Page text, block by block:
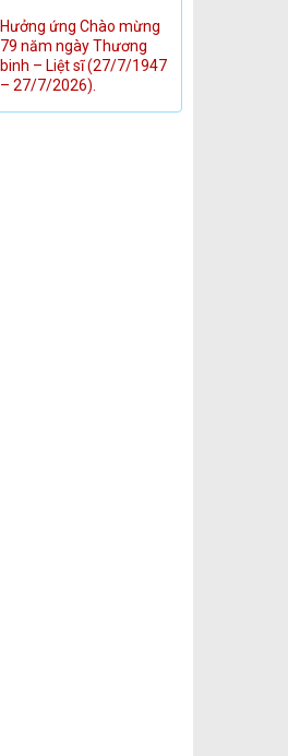
Hưởng ứng Chào mừng
79 năm ngày Thương
binh – Liệt sĩ (27/7/1947
– 27/7/2026).